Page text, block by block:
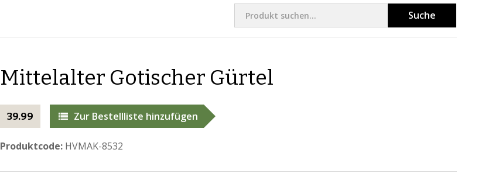
Suche
Mittelalter Gotischer Gürtel
39.99 Zur Bestellliste hinzufügen
Produktcode:HVMAK-8532